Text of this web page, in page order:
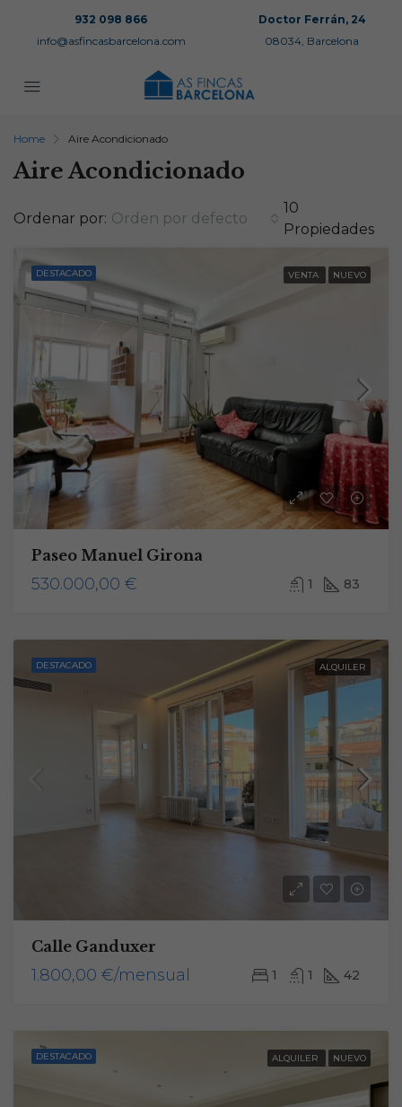
932 098 866
info@asfincasbarcelona.com
Doctor Ferrán, 24
08034, Barcelona
Home Aire Acondicionado
Aire Acondicionado
10
Propiedades
Ordenar por: Orden por defecto
DESTACADO VENTA NUEVO
Paseo Manuel Girona
530.000,00 € 1 83
DESTACADO ALQUILER
Calle Ganduxer
1.800,00 €/mensual 1 1 42
DESTACADO ALQUILER NUEVO